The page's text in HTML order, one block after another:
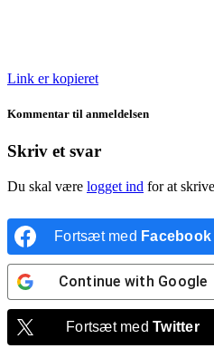
Link er kopieret
Kommentar til anmeldelsen
Skriv et svar
Du skal være logget ind for at
Fortsæt med Facebook
Continue with Google
Fortsæt medTwitter